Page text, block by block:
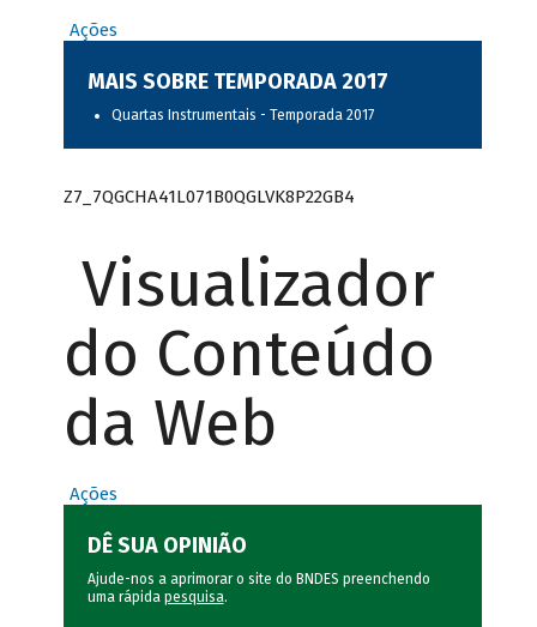
Ações
MAIS SOBRE TEMPORADA 2017
Quartas Instrumentais - Temporada 2017
Z7_7QGCHA41L071B0QGLVK8P22GB4
Visualizador
do Conteúdo
da Web
Ações
DÊ SUA OPINIÃO
Ajude-nos a aprimorar o site do BNDES preenchendo
uma rápida pesquisa.